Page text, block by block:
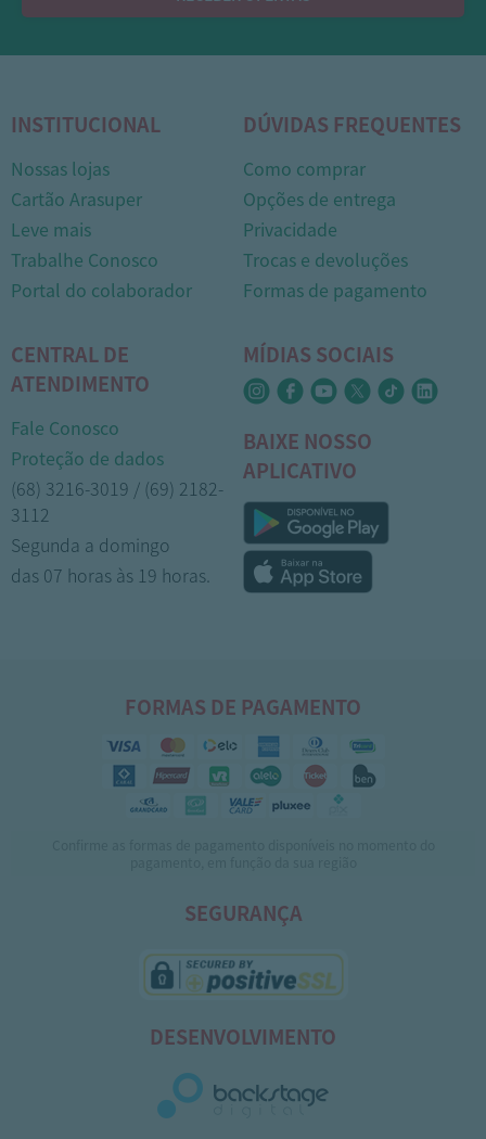
INSTITUCIONAL
Nossas lojas
Cartão Arasuper
Leve mais
Trabalhe Conosco
Portal do colaborador
DÚVIDAS FREQUENTES
Como comprar
Opções de entrega
Privacidade
Trocas e devoluções
Formas de pagamento
CENTRAL DE
ATENDIMENTO
Fale Conosco
Proteção de dados
(68) 3216-3019 / (69) 2182-
3112
Segunda a domingo
das 07 horas às 19 horas.
MÍDIAS SOCIAIS
BAIXE NOSSO
APLICATIVO
FORMAS DE PAGAMENTO
SEGURANÇA
DESENVOLVIMENTO